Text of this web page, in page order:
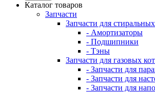
Каталог товаров
Запчасти
Запчасти для
- Амортизаторы
- Подшипники
- Тэны
Запчасти для газовых
- Запчасти для
- Запчасти для
- Запчасти для